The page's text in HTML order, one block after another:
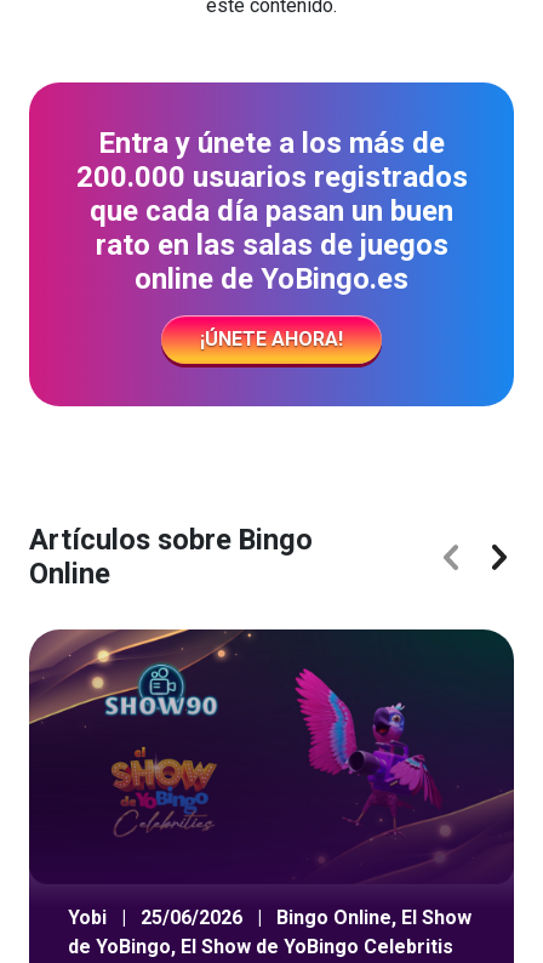
este contenido.
Entra y únete a los más de
200.000 usuarios registrados
que cada día pasan un buen
rato en las salas de juegos
online de YoBingo.es
¡ÚNETE AHORA!
Artículos sobre Bingo
Online
Yobi | 25/06/2026 | Bingo Online, El Show
de YoBingo, El Show de YoBingo Celebritis